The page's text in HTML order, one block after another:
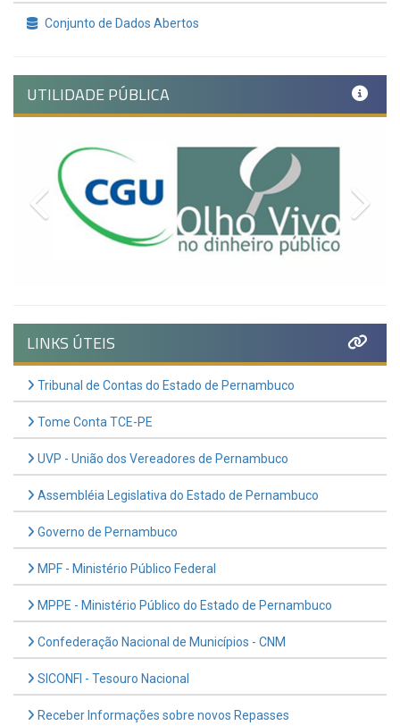
Conjunto de Dados Abertos
UTILIDADE PÚBLICA
Previous
LINKS ÚTEIS
Tribunal de Contas do Estado de Pernambuco
Tome Conta TCE-PE
UVP - União dos Vereadores de Pernambuco
Assembléia Legislativa do Estado de Pernambuco
Governo de Pernambuco
MPF - Ministério Público Federal
MPPE - Ministério Público do Estado de Pernambuco
Confederação Nacional de Municípios - CNM
SICONFI - Tesouro Nacional
Receber Informações sobre novos Repasses